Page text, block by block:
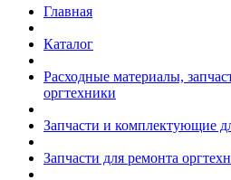
Главная
Каталог
Расходные материалы,
оргтехники
Запчасти и комплектующие
Запчасти для ремонта